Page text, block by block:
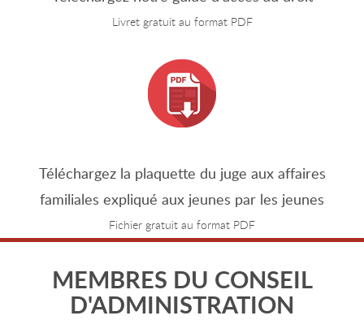
Livret gratuit au format PDF
Téléchargez la plaquette du juge aux affaires
familiales expliqué aux jeunes par les jeunes
Fichier gratuit au format PDF
MEMBRES DU CONSEIL
D'ADMINISTRATION